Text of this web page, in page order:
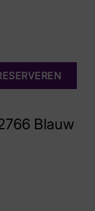
Blauw